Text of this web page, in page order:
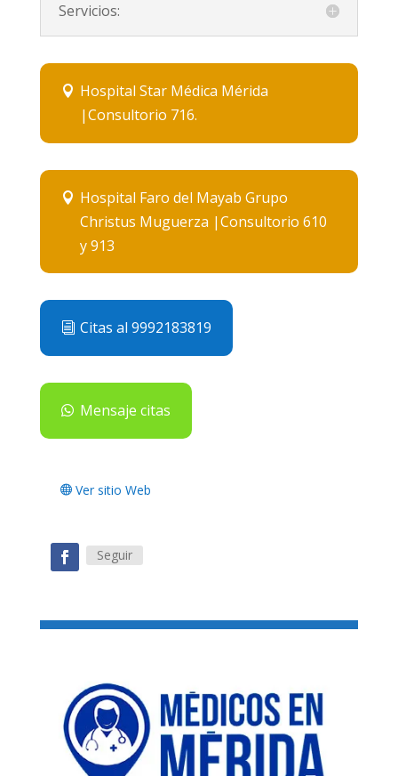
Servicios:
Hospital Star Médica Mérida
|Consultorio 716.
Hospital Faro del Mayab Grupo
Christus Muguerza |Consultorio 610
y 913
Citas al 9992183819
Mensaje citas
Ver sitio Web
Seguir